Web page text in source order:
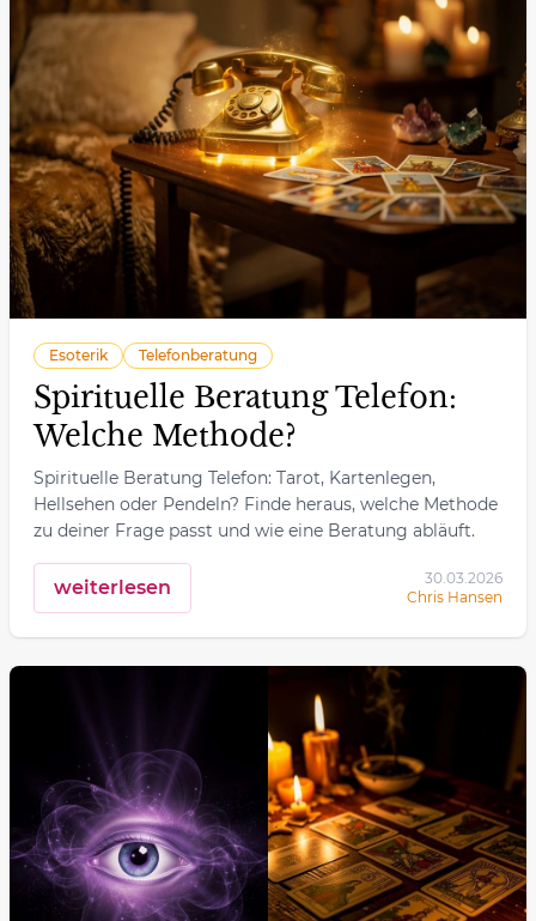
Esoterik Telefonberatung
Spirituelle Beratung Telefon:
Welche Methode?
Spirituelle Beratung Telefon: Tarot, Kartenlegen,
Hellsehen oder Pendeln? Finde heraus, welche Methode
zu deiner Frage passt und wie eine Beratung abläuft.
weiterlesen
30.03.2026
Chris Hansen